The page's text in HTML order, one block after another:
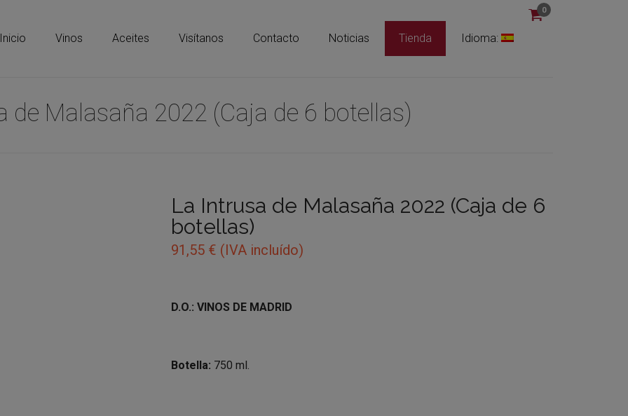
0
Inicio Vinos Aceites Visítanos Contacto Noticias Tienda Idioma:
de Malasaña 2022 (Caja de 6 botellas)
La Intrusa de Malasaña 2022 (Caja de 6
botellas)
91,55 € (IVA incluído)
D.O.: VINOS DE MADRID
Botella: 750 ml.